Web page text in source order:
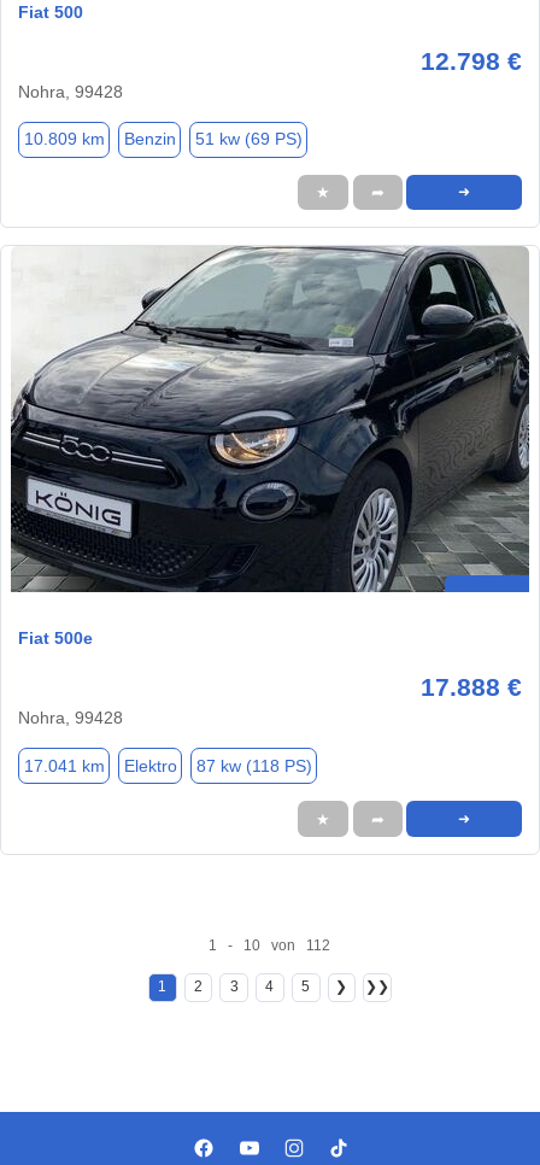
Fiat 500
12.798 €
Nohra, 99428
10.809 km Benzin 51 kw (69 PS)
★ ➦ ➜
Fiat 500e
17.888 €
Nohra, 99428
17.041 km Elektro 87 kw (118 PS)
★ ➦ ➜
1 - 10 von 112
1 2 3 4 5 ❯ ❯❯